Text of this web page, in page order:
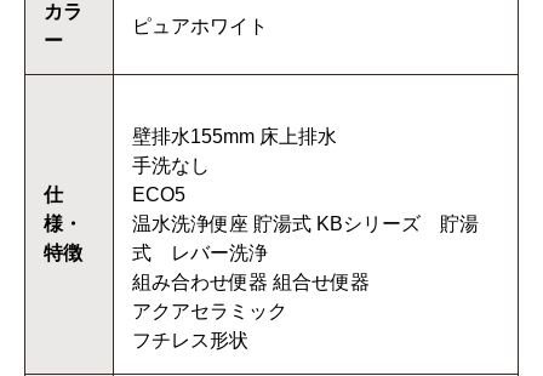
カラ
ー
ピュアホワイト
仕
様・
特徴
壁排水155mm 床上排水
手洗なし
ECO5
温水洗浄便座 貯湯式 KBシリーズ 貯湯
式 レバー洗浄
組み合わせ便器 組合せ便器
アクアセラミック
フチレス形状